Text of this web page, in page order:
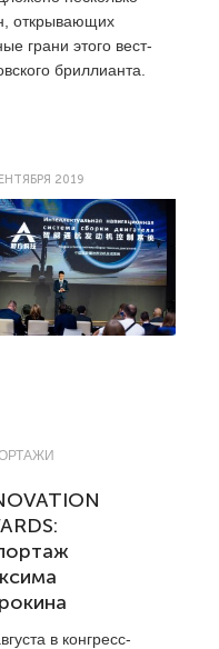
открывающих
грани этого вест-
бриллианта.
2019
в конгресс-